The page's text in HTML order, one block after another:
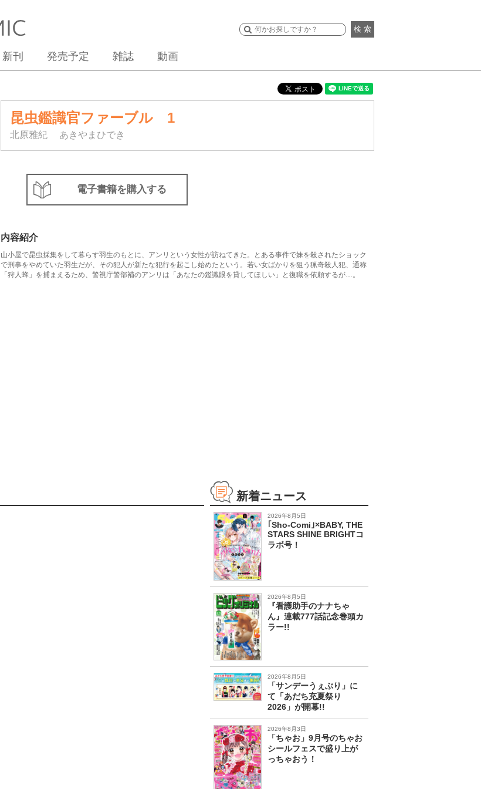
検 索
新刊 発売予定 雑誌 動画
昆虫鑑識官ファーブル 1
北原雅紀 あきやまひでき
電子書籍を購入する
内容紹介
山小屋で昆虫採集をして暮らす羽生のもとに、アンリという女性が訪ねてきた。とある事件で妹を殺されたショック
で刑事をやめていた羽生だが、その犯人が新たな犯行を起こし始めたという。若い女ばかりを狙う猟奇殺人犯、通称
「狩人蜂」を捕まえるため、警視庁警部補のアンリは「あなたの鑑識眼を貸してほしい」と復職を依頼するが…。
新着ニュース
2026年8月5日
｢Sho-Comi｣×BABY, THE
STARS SHINE BRIGHTコ
ラボ号！
2026年8月5日
『看護助手のナナちゃ
ん』連載777話記念巻頭カ
ラー!!
2026年8月5日
「サンデーうぇぶり」に
て「あだち充夏祭り
2026」が開幕!!
2026年8月3日
「ちゃお」9月号のちゃお
シールフェスで盛り上が
っちゃおう！